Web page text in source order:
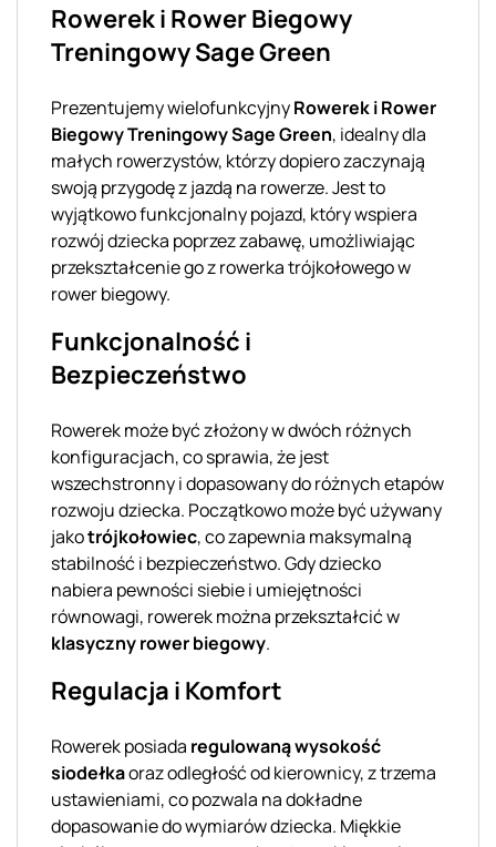
Rowerek i Rower Biegowy
Treningowy Sage Green
Prezentujemy wielofunkcyjnyRowerek i Rower
Biegowy Treningowy Sage Green, idealny dla
małych rowerzystów, którzy dopiero zaczynają
swoją przygodę z jazdą na rowerze. Jest to
wyjątkowo funkcjonalny pojazd, który wspiera
rozwój dziecka poprzez zabawę, umożliwiając
przekształcenie go z rowerka trójkołowego w
rower biegowy.
Funkcjonalność i
Bezpieczeństwo
Rowerek może być złożony w dwóch różnych
konfiguracjach, co sprawia, że jest
wszechstronny i dopasowany do różnych etapów
rozwoju dziecka. Początkowo może być używany
jakotrójkołowiec, co zapewnia maksymalną
stabilność i bezpieczeństwo. Gdy dziecko
nabiera pewności siebie i umiejętności
równowagi, rowerek można przekształcić w
klasyczny rower biegowy.
Regulacja i Komfort
Rowerek posiada regulowaną wysokość
siodełkaoraz odległość od kierownicy, z trzema
ustawieniami, co pozwala na dokładne
dopasowanie do wymiarów dziecka. Miękkie